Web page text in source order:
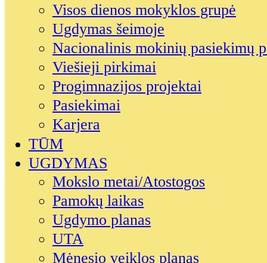
Visos dienos mokyklos grupė
Ugdymas šeimoje
Nacionalinis mokinių pasiekimų
Viešieji pirkimai
Progimnazijos projektai
Pasiekimai
Karjera
TŪM
UGDYMAS
Mokslo metai/Atostogos
Pamokų laikas
Ugdymo planas
UTA
Mėnesio veiklos planas